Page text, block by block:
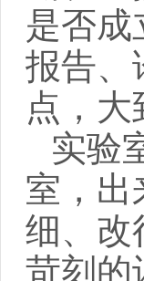
是否成
报告、
点 ， 大
实验
室，出
细、改
苛刻的